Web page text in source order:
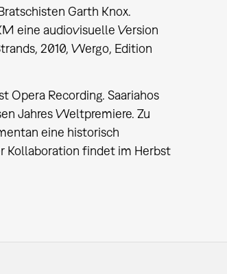
Garth Knox.
eine audiovisuelle Version
2010, Wergo, Edition
Opera Recording. Saariahos
Jahres Weltpremiere. Zu
eine historisch
Kollaboration findet im Herbst